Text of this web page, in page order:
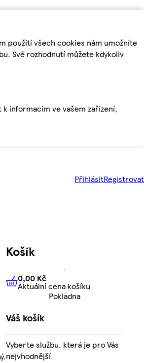
použití všech cookies nám umožníte
Své rozhodnutí můžete kdykoliv
informacím ve vašem zařízení,
PřihlásitRegistrovat
Košík
0,00 KčAktuální cena košíku
0,00 Kč
Aktuální cena košíku
Pokladna
Váš košík
Vyberte službu, která je pro Vás
nejvhodnější